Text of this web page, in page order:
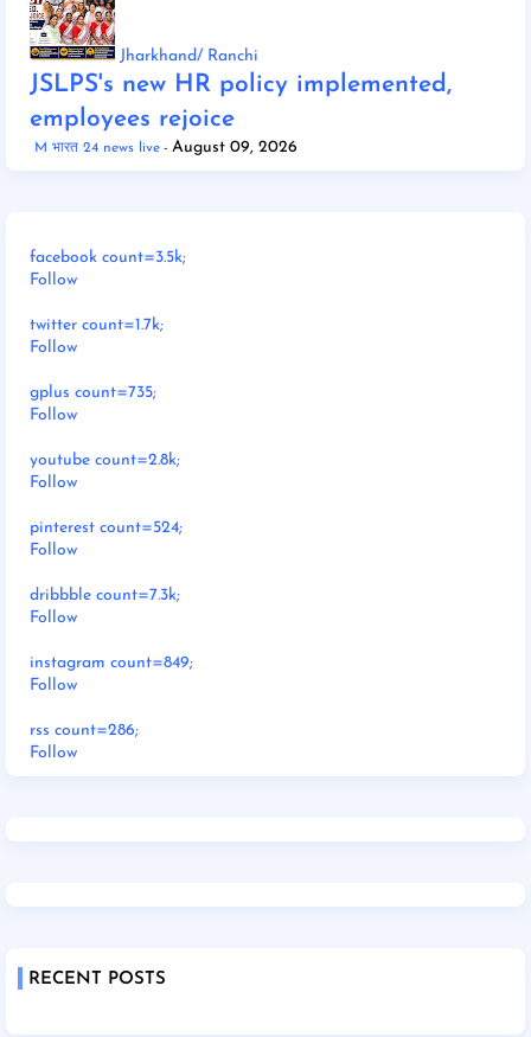
Jharkhand/ Ranchi
JSLPS's new HR policy implemented,
employees rejoice
M भारत 24 news live August 09, 2026
facebook count=3.5k;
Follow
twitter count=1.7k;
Follow
gplus count=735;
Follow
youtube count=2.8k;
Follow
pinterest count=524;
Follow
dribbble count=7.3k;
Follow
instagram count=849;
Follow
rss count=286;
Follow
RECENT POSTS